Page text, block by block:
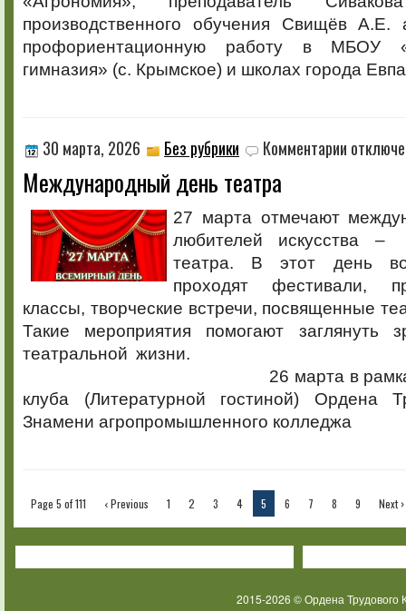
производственного обучения Свищёв А.Е.
профориентационную работу в МБОУ
гимназия» (с. Крымское) и школах города
30 марта, 2026 Без рубрики Комментарии записи
Международный день театра
27 марта отмечают
любителей искусства
театра. В этот день
проходят фестивали,
классы, творческие встречи, посвященные
Такие мероприятия помогают заглянуть
театральной
26 марта в рамках
клуба (Литературной гостиной) Ордена
Знамени агропромышленного колледжа
Page 5 of 111 ‹ Previous 1 2 3 4 5 6 7 8 9 Next ›
2015-2026 © Ордена